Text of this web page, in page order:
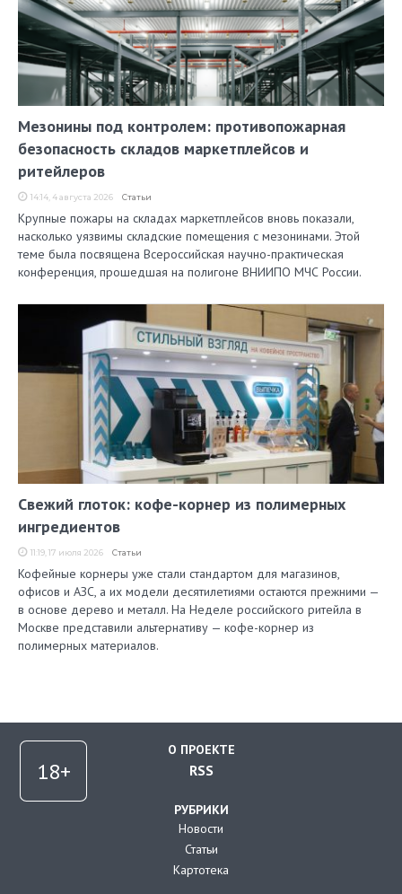
Мезонины под контролем: противопожарная
безопасность складов маркетплейсов и
ритейлеров
14:14, 4 августа 2026 Статьи
Крупные пожары на складах маркетплейсов вновь показали,
насколько уязвимы складские помещения с мезонинами. Этой
теме была посвящена Всероссийская научно-практическая
конференция, прошедшая на полигоне ВНИИПО МЧС России.
Свежий глоток: кофе-корнер из полимерных
ингредиентов
11:19, 17 июля 2026 Статьи
Кофейные корнеры уже стали стандартом для магазинов,
офисов и АЗС, а их модели десятилетиями остаются прежними —
в основе дерево и металл. На Неделе российского ритейла в
Москве представили альтернативу — кофе-корнер из
полимерных материалов.
О ПРОЕКТЕ
RSS
РУБРИКИ
Новости
Статьи
Картотека